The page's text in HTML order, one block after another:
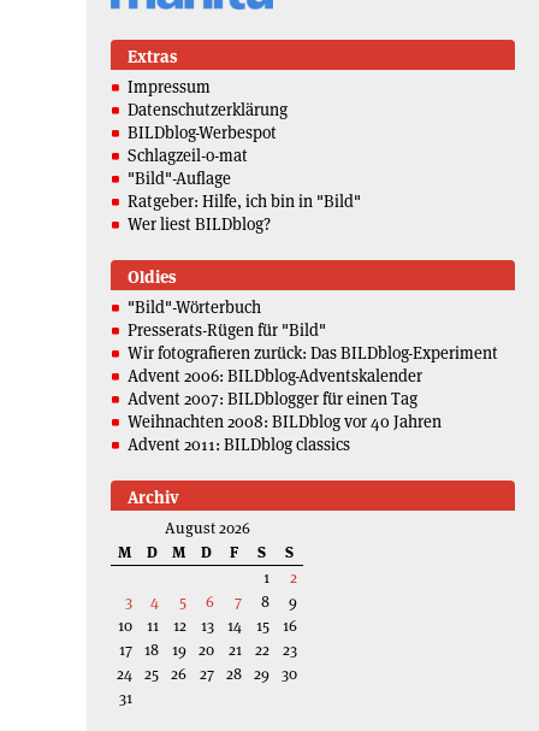
Extras
Impressum
Datenschutzerklärung
BILDblog-Werbespot
Schlagzeil-o-mat
"Bild"-Auflage
Ratgeber: Hilfe, ich bin in "Bild"
Wer liest BILDblog?
Oldies
"Bild"-Wörterbuch
Presserats-Rügen für "Bild"
Wir fotografieren zurück: Das BILDblog-Experiment
Advent 2006: BILDblog-Adventskalender
Advent 2007: BILDblogger für einen Tag
Weihnachten 2008: BILDblog vor 40 Jahren
Advent 2011: BILDblog classics
Archiv
August 2026
M
D M D F S
S
1
2
3
4 5 6 7 8
9
10
11 12 13 14 15
16
17 18 19 20 21 22
23
24 25 26 27 28 29 30
31